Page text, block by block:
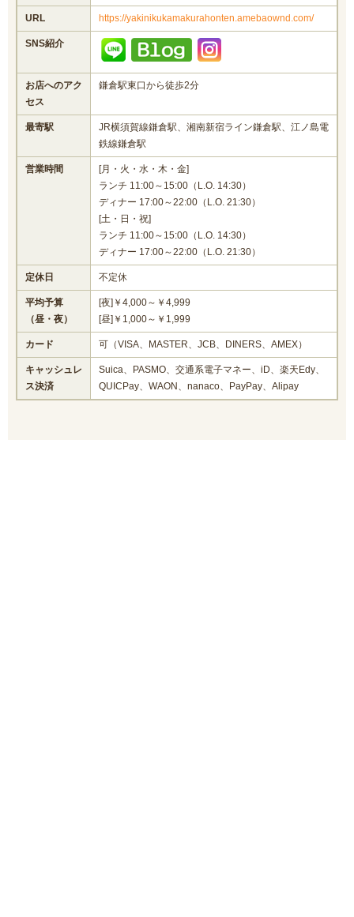
URL https://yakinikukamakurahonten.amebaownd.com/
SNS紹介
お店へのアク
セス
鎌倉駅東口から徒歩2分
最寄駅
JR横須賀線鎌倉駅、湘南新宿ライン鎌倉駅、江ノ島電
鉄線鎌倉駅
営業時間
[月・火・水・木・金]
ランチ 11:00～15:00（L.O. 14:30）
ディナー 17:00～22:00（L.O. 21:30）
[土・日・祝]
ランチ 11:00～15:00（L.O. 14:30）
ディナー 17:00～22:00（L.O. 21:30）
定休日 不定休
平均予算
（昼・夜）
[夜]￥4,000～￥4,999
[昼]￥1,000～￥1,999
カード 可（VISA、MASTER、JCB、DINERS、AMEX）
キャッシュレ
ス決済
Suica、PASMO、交通系電子マネー、iD、楽天Edy、
QUICPay、WAON、nanaco、PayPay、Alipay